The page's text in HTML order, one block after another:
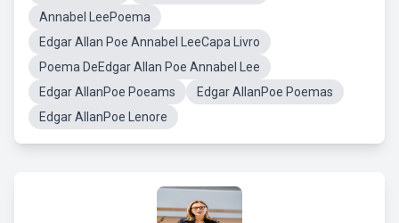
Annabel LeePoema
Edgar Allan Poe Annabel LeeCapa Livro
Poema DeEdgar Allan Poe Annabel Lee
Edgar AllanPoe Poeams
Edgar AllanPoe Poemas
Edgar AllanPoe Lenore